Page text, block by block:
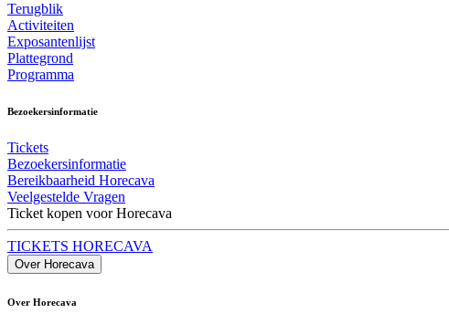
Terugblik
Activiteiten
Exposantenlijst
Plattegrond
Programma
Bezoekersinformatie
Tickets
Bezoekersinformatie
Bereikbaarheid Horecava
Veelgestelde Vragen
Ticket kopen voor Horecava
TICKETS HORECAVA
Over Horecava
Over Horecava